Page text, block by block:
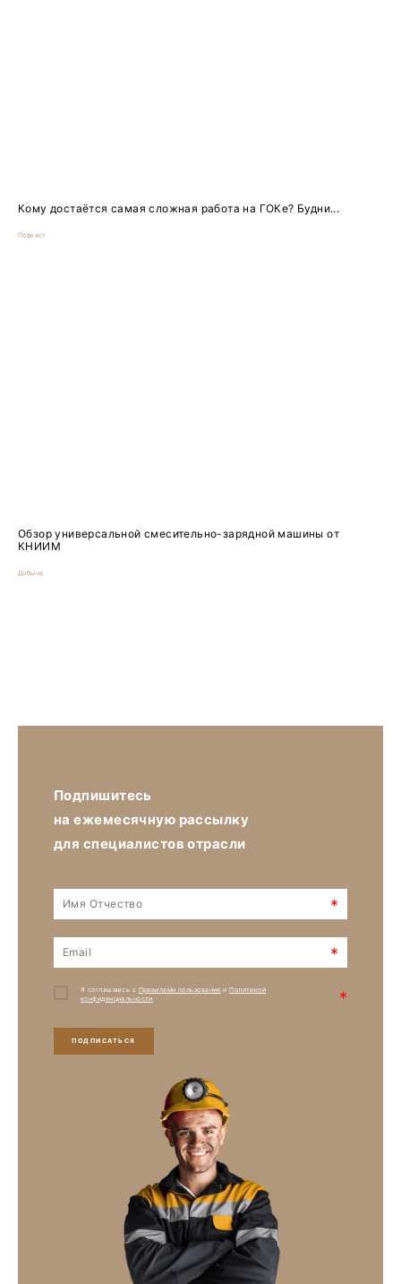
Кому достаётся самая сложная работа на ГОКе? Будни...
Подкаст
Обзор универсальной смесительно-зарядной машины от
КНИИМ
Добыча
Подпишитесь
на ежемесячную рассылку
для специалистов отрасли
*
*
Я соглашаюсь с Правилами пользования иПолитикой
конфиденциальности
*
ПОДПИСАТЬСЯ